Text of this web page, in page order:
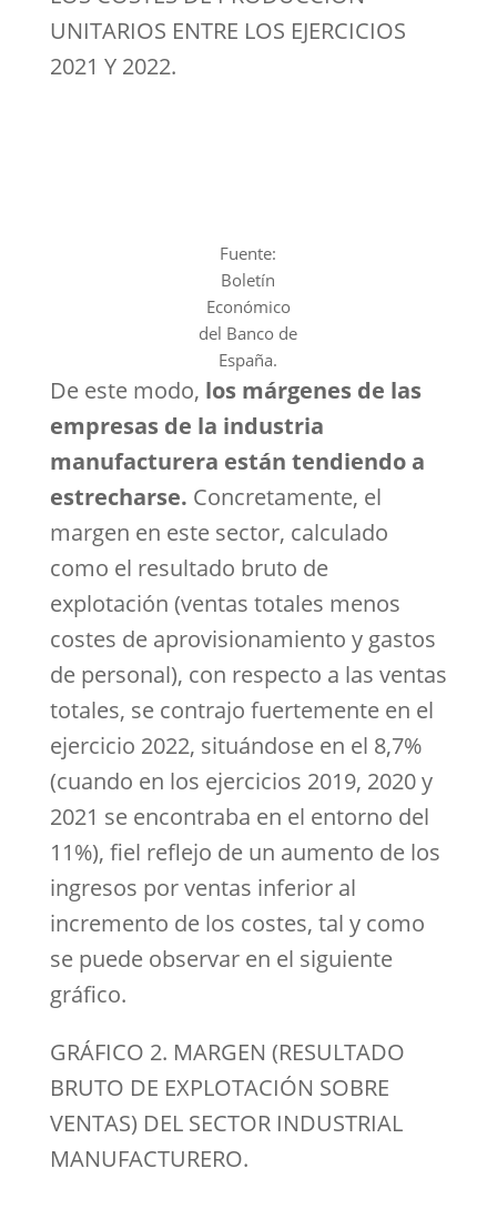
UNITARIOS ENTRE LOS EJERCICIOS
2021 Y 2022.
Fuente:
Boletín
Económico
del Banco de
España.
De este modo, los márgenes de las
empresas de la industria
manufacturera están tendiendo a
estrecharse. Concretamente, el
margen en este sector, calculado
como el resultado bruto de
explotación (ventas totales menos
costes de aprovisionamiento y gastos
de personal), con respecto a las ventas
totales, se contrajo fuertemente en el
ejercicio 2022, situándose en el 8,7%
(cuando en los ejercicios 2019, 2020 y
2021 se encontraba en el entorno del
11%), fiel reflejo de un aumento de los
ingresos por ventas inferior al
incremento de los costes, tal y como
se puede observar en el siguiente
gráfico.
GRÁFICO 2. MARGEN (RESULTADO
BRUTO DE EXPLOTACIÓN SOBRE
VENTAS) DEL SECTOR INDUSTRIAL
MANUFACTURERO.